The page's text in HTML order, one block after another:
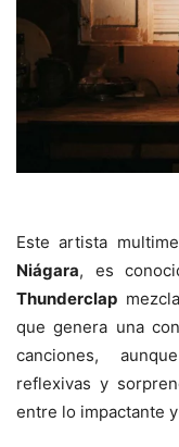
Este artista
Niágara, es
Thunderclap
que genera una
canciones,
reflexivas y
entre lo impactante